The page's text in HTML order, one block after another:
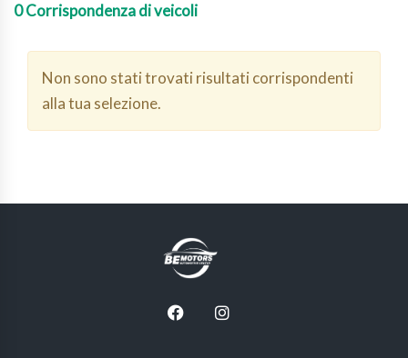
0Corrispondenza di veicoli
Non sono stati trovati risultati corrispondenti
alla tua selezione.